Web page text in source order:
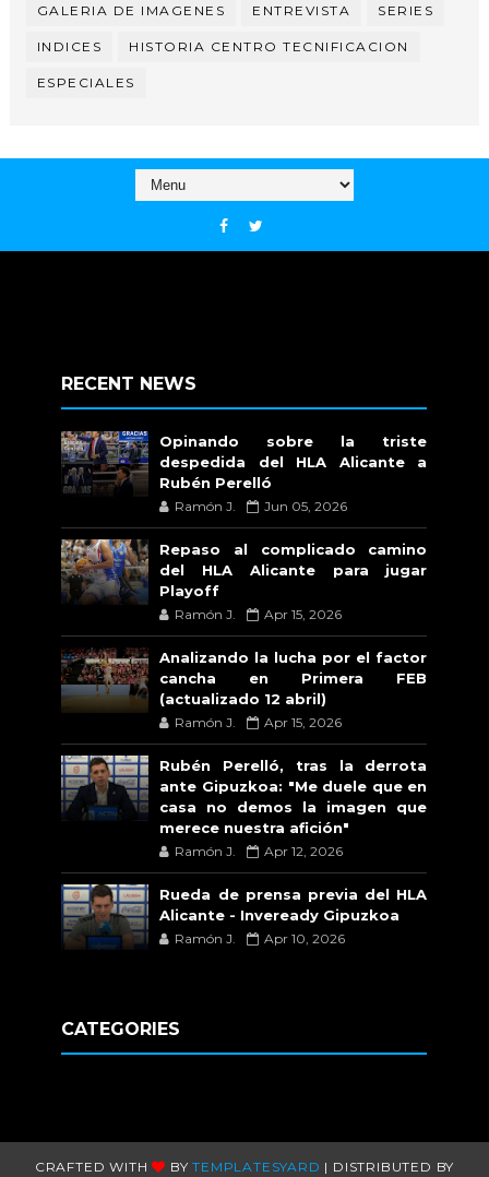
GALERIA DE IMAGENES ENTREVISTA SERIES
INDICES HISTORIA CENTRO TECNIFICACION
ESPECIALES
RECENT NEWS
Opinando sobre la triste
despedida del HLA Alicante a
Rubén Perelló
Ramón J. Jun 05, 2026
Repaso al complicado camino
del HLA Alicante para jugar
Playoff
Ramón J. Apr 15, 2026
Analizando la lucha por el factor
cancha en Primera FEB
(actualizado 12 abril)
Ramón J. Apr 15, 2026
Rubén Perelló, tras la derrota
ante Gipuzkoa: "Me duele que en
casa no demos la imagen que
merece nuestra afición"
Ramón J. Apr 12, 2026
Rueda de prensa previa del HLA
Alicante - Inveready Gipuzkoa
Ramón J. Apr 10, 2026
CATEGORIES
CRAFTED WITH BYTEMPLATESYARD | DISTRIBUTED BY